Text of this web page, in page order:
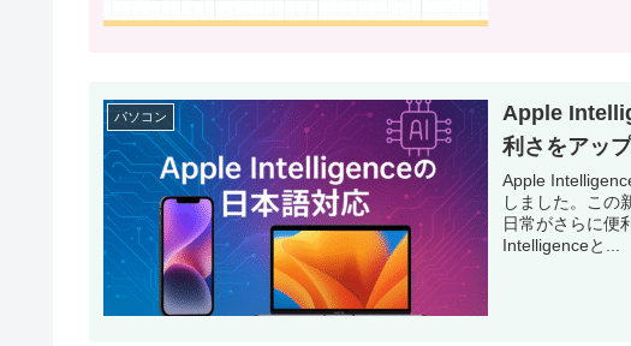
パソコン
Apple
利さをアッ
Apple
しました。この
日常がさらに便
Intelligenceと...